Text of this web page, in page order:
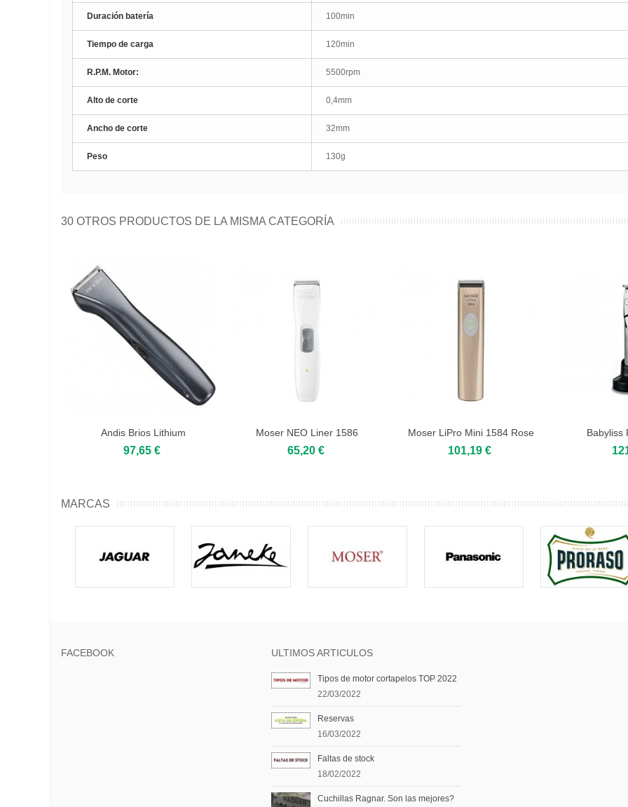
Duración batería 100min
Tiempo de carga 120min
R.P.M. Motor: 5500rpm
Alto de corte 0,4mm
Ancho de corte 32mm
Peso 130g
30 OTROS PRODUCTOS DE LA MISMA CATEGORÍA
Andis Brios Lithium
97,65 €
Moser NEO Liner 1586
65,20 €
Moser LiPro Mini 1584 Rose
Gold
101,19 €
Babyliss
MARCAS
FACEBOOK ULTIMOS ARTICULOS
Tipos de motor cortapelos TOP 2022
22/03/2022
Reservas
16/03/2022
Faltas de stock
18/02/2022
Cuchillas Ragnar. Son las mejores?